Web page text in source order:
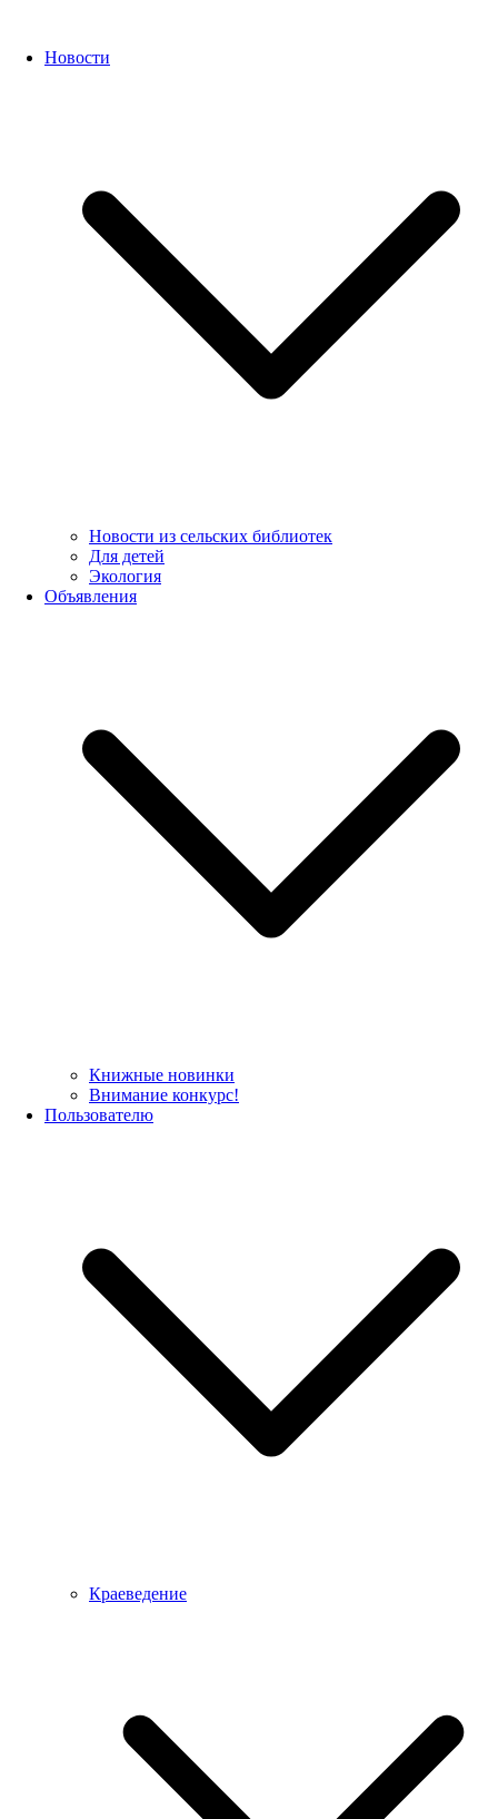
Новости
Новости из сельских библиотек
Для детей
Экология
Объявления
Книжные новинки
Внимание конкурс!
Пользователю
Краеведение